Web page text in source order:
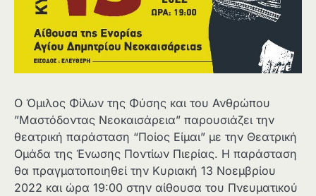
O Όμιλος Φίλων της Φύσης και του Ανθρώπου
”Μαστόδοντας Νεοκαισάρεια” παρουσιάζει την
θεατρική παράσταση “Ποίος Είμαι” με την Θεατρική
Ομάδα της Ένωσης Ποντίων Πιερίας. Η παράσταση
θα πραγματοποιηθεί την Κυριακή 13 Νοεμβρίου
2022 και ώρα 19:00 στην αίθουσα του Πνευματικού